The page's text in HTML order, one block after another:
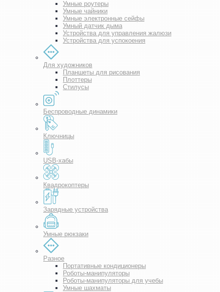
Умные роутеры
Умные чайники
Умные электронные сейфы
Умный датчик дыма
Устройства для управления жалюзи
Устройства для успокоения
Для художников
Планшеты для рисования
Плоттеры
Стилусы
Беспроводные динамики
Ключницы
USB-хабы
Квадрокоптеры
Зарядные устройства
Умные рюкзаки
Разное
Портативные кондиционеры
Роботы-манипуляторы
Роботы-манипуляторы для учебы
Умные шахматы